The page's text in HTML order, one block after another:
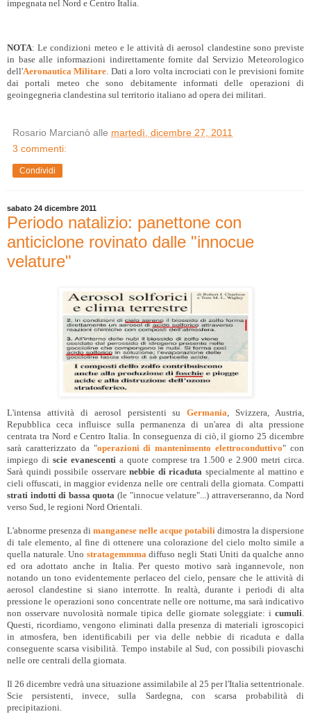
impegnata nel Nord e Centro Italia.
NOTA: Le condizioni meteo e le attività di aerosol clandestine sono previste
in base alle informazioni indirettamente fornite dal Servizio Meteorologico
dell'Aeronautica Militare . Dati a loro volta incrociati con le previsioni fornite
dai portali meteo che sono debitamente informati delle operazioni di
geoingegneria clandestina sul territorio italiano ad opera dei militari.
Rosario Marcianò alle martedì, dicembre 27, 2011
3 commenti:
Condividi
sabato 24 dicembre 2011
Periodo natalizio: panettone con
anticiclone rovinato dalle "innocue
velature"
L'intensa attività di aerosol persistenti suGermania , Svizzera, Austria,
Repubblica ceca influisce sulla permanenza di un'area di alta pressione
centrata tra Nord e Centro Italia. In conseguenza di ciò, il giorno 25 dicembre
sarà caratterizzato da "operazioni di mantenimento elettroconduttivo" con
impiego di scie evanescenti a quote comprese tra 1.500 e 2.900 metri circa.
Sarà quindi possibile osservare nebbie di ricaduta specialmente al mattino e
cieli offuscati, in maggior evidenza nelle ore centrali della giornata. Compatti
strati indotti di bassa quota (le "innocue velature"...) attraverseranno, da Nord
verso Sud, le regioni Nord Orientali.
L'abnorme presenza di manganese nelle acque potabili dimostra la dispersione
di tale elemento, al fine di ottenere una colorazione del cielo molto simile a
quella naturale. Uno stratagemmmadiffuso negli Stati Uniti da qualche anno
ed ora adottato anche in Italia. Per questo motivo sarà ingannevole, non
notando un tono evidentemente perlaceo del cielo, pensare che le attività di
aerosol clandestine si siano interrotte. In realtà, durante i periodi di alta
pressione le operazioni sono concentrate nelle ore notturne, ma sarà indicativo
non osservare nuvolosità normale tipica delle giornate soleggiate: i cumuli
Questi, ricordiamo, vengono eliminati dalla presenza di materiali igroscopici
in atmosfera, ben identificabili per via delle nebbie di ricaduta e dalla
conseguente scarsa visibilità. Tempo instabile al Sud, con possibili piovaschi
nelle ore centrali della giornata.
Il 26 dicembre vedrà una situazione assimilabile al 25 per l'Italia settentrionale.
Scie persistenti, invece, sulla Sardegna, con scarsa probabilità di
precipitazioni.